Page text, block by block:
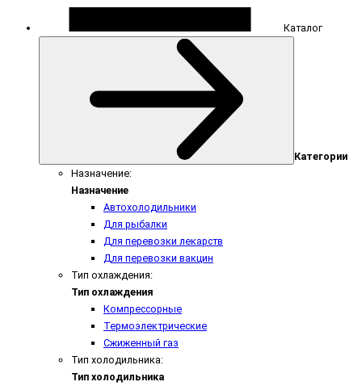
Каталог
Категории
Назначение:
Назначение
Автохолодильники
Для рыбалки
Для перевозки лекарств
Для перевозки вакцин
Тип охлаждения:
Тип охлаждения
Компрессорные
Термоэлектрические
Сжиженный газ
Тип холодильника:
Тип холодильника